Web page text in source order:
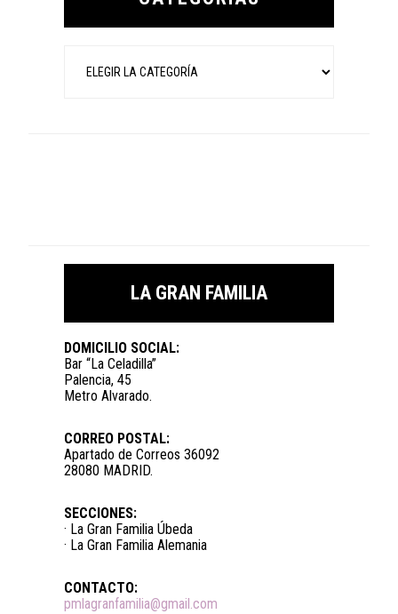
LA GRAN FAMILIA
DOMICILIO SOCIAL:
Bar “La Celadilla”
Palencia, 45
Metro Alvarado.
CORREO POSTAL:
Apartado de Correos 36092
28080 MADRID.
SECCIONES:
· La Gran Familia Úbeda
· La Gran Familia Alemania
CONTACTO:
pmlagranfamilia@gmail.com